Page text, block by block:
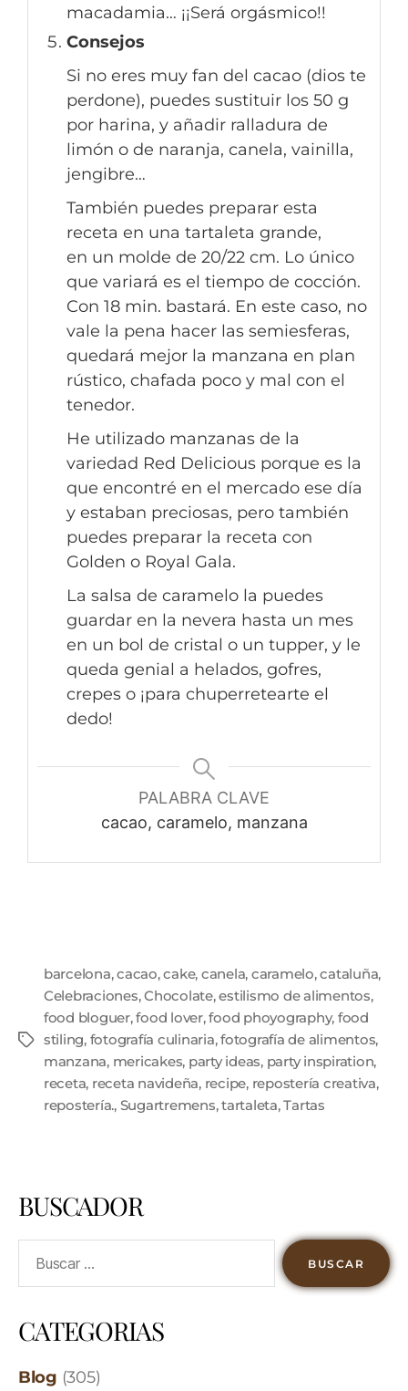
macadamia… ¡¡Será orgásmico!!
Consejos
Si no eres muy fan del cacao (dios te
perdone), puedes sustituir los 50 g
por harina, y añadir ralladura de
limón o de naranja, canela, vainilla,
jengibre…
También puedes preparar esta
receta en una tartaleta grande,
en un molde de 20/22 cm. Lo único
que variará es el tiempo de cocción.
Con 18 min. bastará. En este caso, no
vale la pena hacer las semiesferas,
quedará mejor la manzana en plan
rústico, chafada poco y mal con el
tenedor.
He utilizado manzanas de la
variedad Red Delicious porque es la
que encontré en el mercado ese día
y estaban preciosas, pero también
puedes preparar la receta con
Golden o Royal Gala.
La salsa de caramelo la puedes
guardar en la nevera hasta un mes
en un bol de cristal o un tupper, y le
queda genial a helados, gofres,
crepes o ¡para chuperretearte el
dedo!
PALABRA CLAVE
cacao, caramelo, manzana
barcelona,cacao,cake, canela, caramelo,cataluña,
Celebraciones,Chocolate,estilismo de alimentos,
food bloguer,food lover,food phoyography, food
stiling, fotografía culinaria,fotografía de alimentos,
manzana, mericakes, party ideas, party inspiration,
receta, receta navideña, recipe, repostería creativa,
repostería., Sugartremens,tartaleta,Tartas
BUSCADOR
CATEGORIAS
Blog (305)